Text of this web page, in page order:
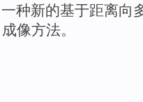
一种新的基于距离向
成像方法。